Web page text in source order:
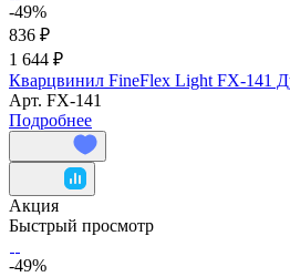
-49%
836 ₽
1 644 ₽
Кварцвинил FineFlex Light FX-141
Арт. FX-141
Подробнее
Акция
Быстрый просмотр
-49%